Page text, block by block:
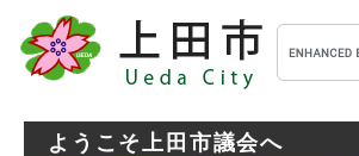
メニューを飛ばして本文へ
キ
ー
ワ
ようこそ上田市議会へ